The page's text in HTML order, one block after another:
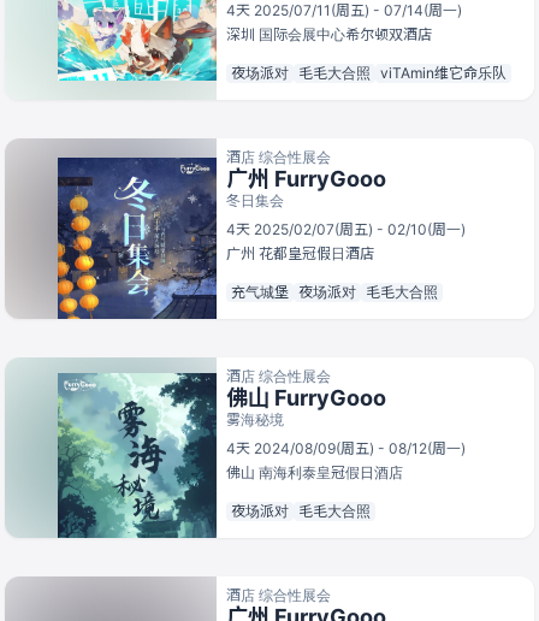
4天 2025/07/11(周五) - 07/14(周一)
深圳 国际会展中心希尔顿双酒店
夜场派对 毛毛大合照 viTAmin维它命乐队
酒店 综合性展会
广州 FurryGooo
冬日集会
4天 2025/02/07(周五) - 02/10(周一)
广州 花都皇冠假日酒店
充气城堡 夜场派对 毛毛大合照
酒店 综合性展会
佛山 FurryGooo
雾海秘境
4天 2024/08/09(周五) - 08/12(周一)
佛山 南海利泰皇冠假日酒店
夜场派对 毛毛大合照
酒店 综合性展会